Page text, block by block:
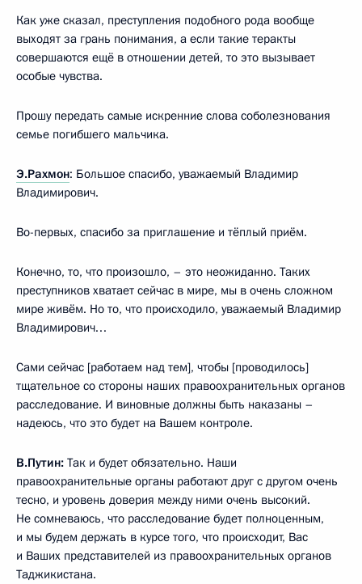
Как уже сказал, преступления подобного рода вообще
выходят за грань понимания, а если такие теракты
совершаются ещё в отношении детей, то это вызывает
особые чувства.
Прошу передать самые искренние слова соболезнования
семье погибшего мальчика.
Э.Рахмон: Большое спасибо, уважаемый Владимир
Владимирович.
Во-первых, спасибо за приглашение и тёплый приём.
Конечно, то, что произошло, – это неожиданно. Таких
преступников хватает сейчас в мире, мы в очень сложном
мире живём. Но то, что происходило, уважаемый Владимир
Владимирович…
Сами сейчас [работаем над тем], чтобы [проводилось]
тщательное со стороны наших правоохранительных органов
расследование. И виновные должны быть наказаны –
надеюсь, что это будет на Вашем контроле.
В.Путин: Так и будет обязательно. Наши
правоохранительные органы работают друг с другом очень
тесно, и уровень доверия между ними очень высокий.
Не сомневаюсь, что расследование будет полноценным,
и мы будем держать в курсе того, что происходит, Вас
и Ваших представителей из правоохранительных органов
Таджикистана.